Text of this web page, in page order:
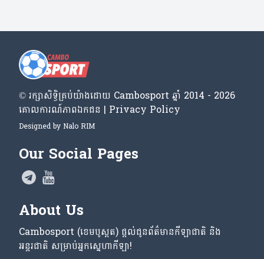
© រក្សា​សិទ្ធិ​គ្រប់​យ៉ាង​ដោយ​ Cambosport ឆ្នាំ 2014 - 2026
គោលការណ៍​ភាព​ឯកជន | Privacy Policy
Designed by Nalo RIM
Our Social Pages
About Us
Cambosport (ខេមបូស្ពត) ផ្តល់ជូនព័ត៌មានកីឡាជាតិ និង
អន្តរជាតិ សម្រាប់អ្នកស្នេហាកីឡា!